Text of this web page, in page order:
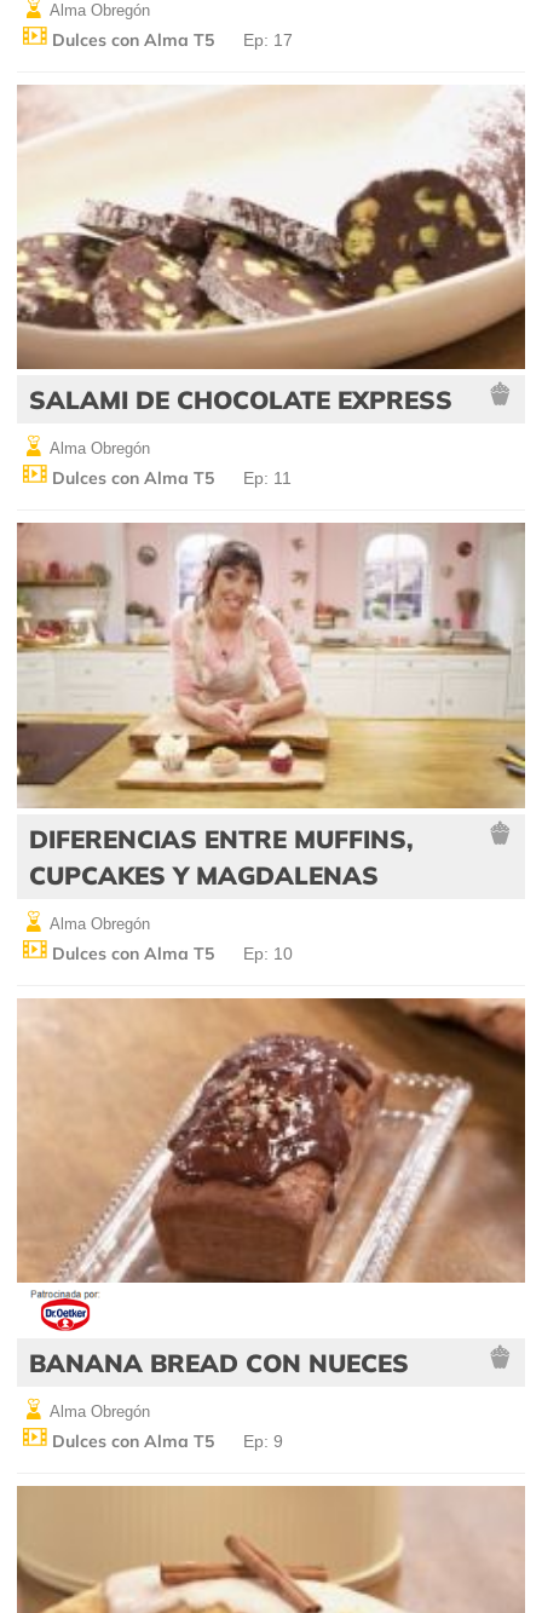
Alma Obregón
Dulces con Alma T5 Ep: 17
SALAMI DE CHOCOLATE EXPRESS
Alma Obregón
Dulces con Alma T5 Ep: 11
DIFERENCIAS ENTRE MUFFINS,
CUPCAKES Y MAGDALENAS
Alma Obregón
Dulces con Alma T5 Ep: 10
BANANA BREAD CON NUECES
Alma Obregón
Dulces con Alma T5 Ep: 9